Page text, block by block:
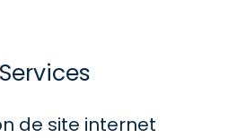
Services
de site internet